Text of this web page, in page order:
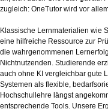
zugleich: OneTutor wird vor
Klassische Lernmaterialien wie
eine hilfreiche Ressource zur
die wahrgenommenen
Nichtnutzenden. Studierende
auch ohne KI vergleichbar gute
Systemen als flexible,
Hochschullehre längst
entsprechende Tools. Unsere